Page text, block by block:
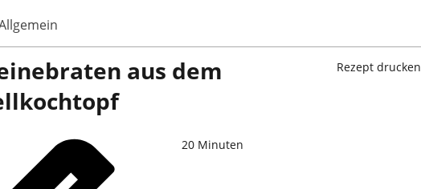
Rezept drucken
aus dem
20 Minuten